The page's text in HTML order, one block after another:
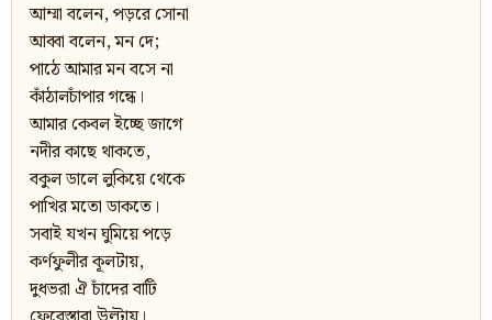
আম্মা বলেন, পড়রে সোনা
আব্বা বলেন, মন দে;
পাঠে আমার মন বসে না
কাঁঠালচাঁপার গন্ধে।
আমার কেবল ইচ্ছে জাগে
নদীর কাছে থাকতে,
বকুল ডালে লুকিয়ে থেকে
পাখির মতো ডাকতে।
সবাই যখন ঘুমিয়ে পড়ে
কর্ণফুলীর কূলটায়,
দুধভরা ঐ চাঁদের বাটি